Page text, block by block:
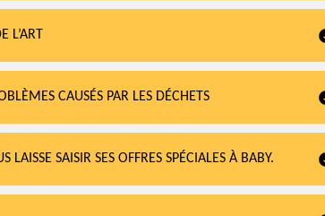
L’ART
CAUSÉS PAR LES DÉCHETS
SAISIR SES OFFRES SPÉCIALES À BABY.